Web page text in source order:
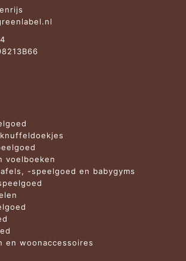
voelboeken
-speelgoed en babygyms
en woonaccessoires